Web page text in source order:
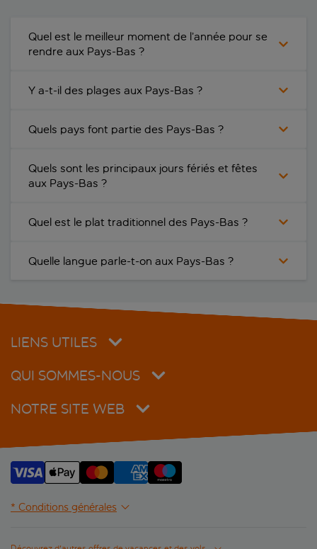
Quel est le meilleur moment de l’année pour se
rendre aux Pays-Bas ?
Y a-t-il des plages aux Pays-Bas ?
Quels pays font partie des Pays-Bas ?
Quels sont les principaux jours fériés et fêtes
aux Pays-Bas ?
Quel est le plat traditionnel des Pays-Bas ?
Quelle langue parle-t-on aux Pays-Bas ?
LIENS UTILES
QUI SOMMES-NOUS
NOTRE SITE WEB
* Conditions générales